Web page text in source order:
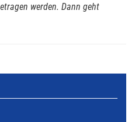
werden. Dann geht